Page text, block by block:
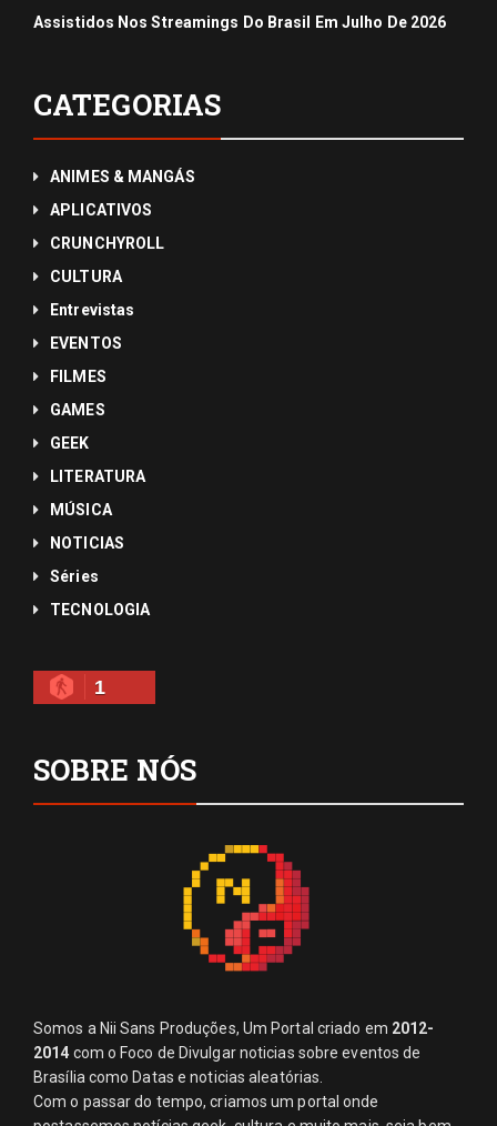
Assistidos Nos Streamings Do Brasil Em Julho De 2026
CATEGORIAS
ANIMES & MANGÁS
APLICATIVOS
CRUNCHYROLL
CULTURA
Entrevistas
EVENTOS
FILMES
GAMES
GEEK
LITERATURA
MÚSICA
NOTICIAS
Séries
TECNOLOGIA
1
SOBRE NÓS
Somos a Nii Sans Produções, Um Portal criado em 2012-
2014 com o Foco de Divulgar noticias sobre eventos de
Brasília como Datas e noticias aleatórias.
Com o passar do tempo, criamos um portal onde